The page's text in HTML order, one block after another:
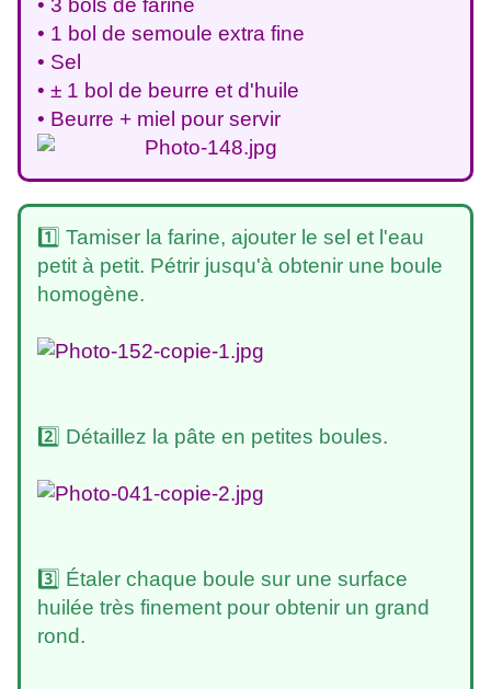
• 3 bols de farine
• 1 bol de semoule extra fine
• Sel
• ± 1 bol de beurre et d'huile
• Beurre + miel pour servir
1️⃣ Tamiser la farine, ajouter le sel et l'eau
petit à petit. Pétrir jusqu'à obtenir une boule
homogène.
2️⃣ Détaillez la pâte en petites boules.
3️⃣ Étaler chaque boule sur une surface
huilée très finement pour obtenir un grand
rond.